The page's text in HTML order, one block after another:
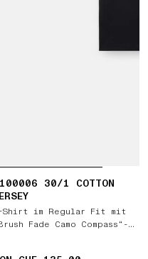
30/1 COTTON
Shirt im Regular Fit mit
Fade Camo Compass“-